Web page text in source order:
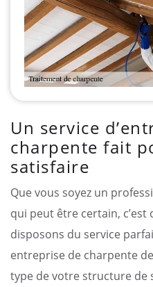
Un service
charpente fait
satisfaire
Que vous soyez un
qui peut être certain, c’est
disposons du service
entreprise de charpente
type de votre structure de